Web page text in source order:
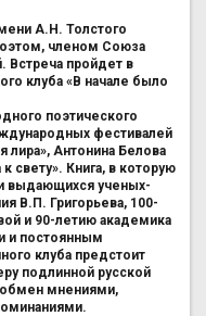
А.Н. Толстого
членом Союза
Встреча пройдет в
клуба «В начале было
поэтического
фестивалей
лира», Антонина Белова
свету». Книга, в которую
выдающихся ученых-
В.П. Григорьева, 100-
и 90-летию академика
и постоянным
клуба предстоит
подлинной русской
обмен мнениями,